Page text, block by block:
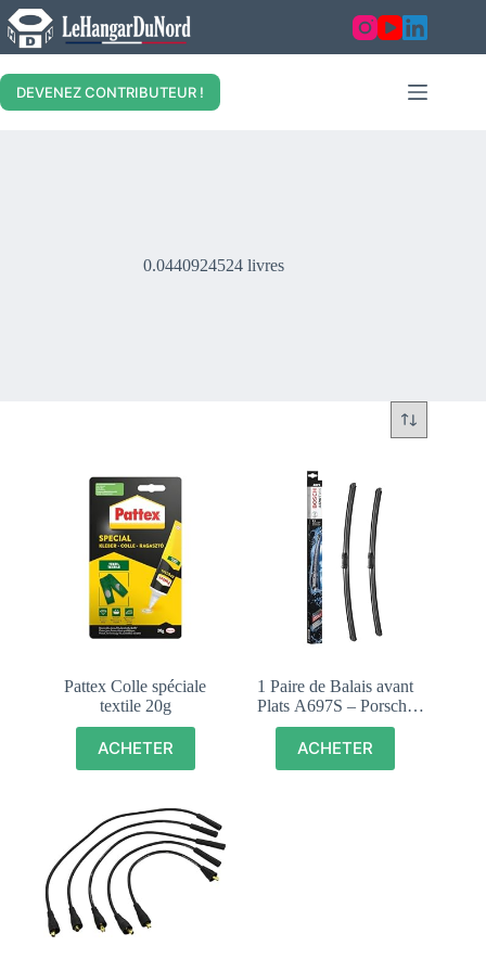
Skip
to
content
DEVENEZ CONTRIBUTEUR !
0.0440924524 livres
Pattex Colle spéciale
textile 20g
ACHETER
1 Paire de Balais avant
Plats A697S – Porsche
911 (991) – (981) – (992)
– (982)
ACHETER